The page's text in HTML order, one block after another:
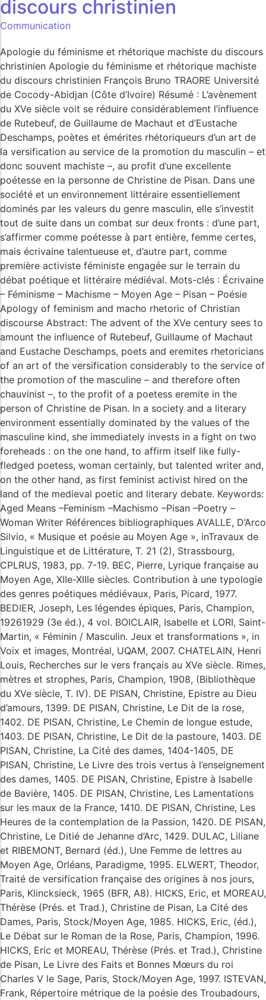
discours christinien
Communication
Apologie du féminisme et rhétorique machiste du discours
christinien Apologie du féminisme et rhétorique machiste
du discours christinien François Bruno TRAORE Université
de Cocody-Abidjan (Côte d’Ivoire) Résumé : L’avènement
du XVe siècle voit se réduire considérablement l’influence
de Rutebeuf, de Guillaume de Machaut et d’Eustache
Deschamps, poètes et émérites rhétoriqueurs d’un art de
la versification au service de la promotion du masculin – et
donc souvent machiste –, au profit d’une excellente
poétesse en la personne de Christine de Pisan. Dans une
société et un environnement littéraire essentiellement
dominés par les valeurs du genre masculin, elle s’investit
tout de suite dans un combat sur deux fronts : d’une part,
s’affirmer comme poétesse à part entière, femme certes,
mais écrivaine talentueuse et, d’autre part, comme
première activiste féministe engagée sur le terrain du
débat poétique et littéraire médiéval. Mots-clés : Écrivaine
– Féminisme – Machisme – Moyen Age – Pisan – Poésie
Apology of feminism and macho rhetoric of Christian
discourse Abstract: The advent of the XVe century sees to
amount the influence of Rutebeuf, Guillaume of Machaut
and Eustache Deschamps, poets and eremites rhetoricians
of an art of the versification considerably to the service of
the promotion of the masculine – and therefore often
chauvinist –, to the profit of a poetess eremite in the
person of Christine de Pisan. In a society and a literary
environment essentially dominated by the values of the
masculine kind, she immediately invests in a fight on two
foreheads : on the one hand, to affirm itself like fully-
fledged poetess, woman certainly, but talented writer and,
on the other hand, as first feminist activist hired on the
land of the medieval poetic and literary debate. Keywords:
Aged Means –Feminism –Machismo –Pisan –Poetry –
Woman Writer Références bibliographiques AVALLE, D’Arco
Silvio, « Musique et poésie au Moyen Age », inTravaux de
Linguistique et de Littérature, T. 21 (2), Strassbourg,
CPLRUS, 1983, pp. 7-19. BEC, Pierre, Lyrique française au
Moyen Age, XIIe-XIIIe siècles. Contribution à une typologie
des genres poétiques médiévaux, Paris, Picard, 1977.
BEDIER, Joseph, Les légendes épiques, Paris, Champion,
19261929 (3e éd.), 4 vol. BOICLAIR, Isabelle et LORI, Saint-
Martin, « Féminin / Masculin. Jeux et transformations », in
Voix et images, Montréal, UQAM, 2007. CHATELAIN, Henri
Louis, Recherches sur le vers français au XVe siècle. Rimes,
mètres et strophes, Paris, Champion, 1908, (Bibliothèque
du XVe siècle, T. IV). DE PISAN, Christine, Epistre au Dieu
d’amours, 1399. DE PISAN, Christine, Le Dit de la rose,
1402. DE PISAN, Christine, Le Chemin de longue estude,
1403. DE PISAN, Christine, Le Dit de la pastoure, 1403. DE
PISAN, Christine, La Cité des dames, 1404-1405, DE
PISAN, Christine, Le Livre des trois vertus à l’enseignement
des dames, 1405. DE PISAN, Christine, Epistre à Isabelle
de Bavière, 1405. DE PISAN, Christine, Les Lamentations
sur les maux de la France, 1410. DE PISAN, Christine, Les
Heures de la contemplation de la Passion, 1420. DE PISAN,
Christine, Le Ditié de Jehanne d’Arc, 1429. DULAC, Liliane
et RIBEMONT, Bernard (éd.), Une Femme de lettres au
Moyen Age, Orléans, Paradigme, 1995. ELWERT, Theodor,
Traité de versification française des origines à nos jours,
Paris, Klincksieck, 1965 (BFR, A8). HICKS, Eric, et MOREAU,
Thérèse (Prés. et Trad.), Christine de Pisan, La Cité des
Dames, Paris, Stock/Moyen Age, 1985. HICKS, Eric, (éd.),
Le Débat sur le Roman de la Rose, Paris, Champion, 1996.
HICKS, Eric et MOREAU, Thérèse (Prés. et Trad.), Christine
de Pisan, Le Livre des Faits et Bonnes Mœurs du roi
Charles V le Sage, Paris, Stock/Moyen Age, 1997. ISTEVAN,
Frank, Répertoire métrique de la poésie des Troubadours,